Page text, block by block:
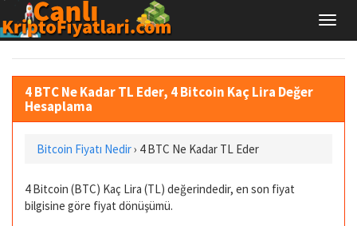
4 BTC Ne Kadar TL Eder, 4 Bitcoin Kaç Lira Değer
Hesaplama
Bitcoin Fiyatı Nedir› 4 BTC Ne Kadar TL Eder
4 Bitcoin (BTC) Kaç Lira (TL) değerindedir, en son fiyat
bilgisine göre fiyat dönüşümü.